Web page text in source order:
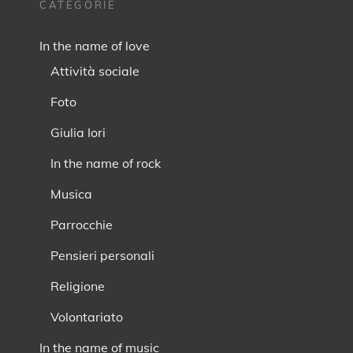
CATEGORIE
In the name of love
Attività sociale
Foto
Giulia Iori
In the name of rock
Musica
Parrocchie
Pensieri personali
Religione
Volontariato
In the name of music